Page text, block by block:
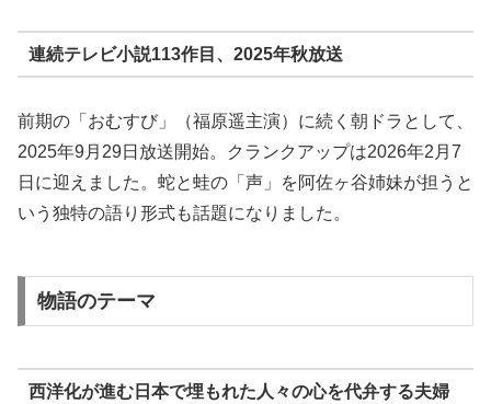
連続テレビ小説113作目、2025年秋放送
前期の「おむすび」（福原遥主演）に続く朝ドラとして、
2025年9月29日放送開始。クランクアップは2026年2月7
日に迎えました。蛇と蛙の「声」を阿佐ヶ谷姉妹が担うと
いう独特の語り形式も話題になりました。
物語のテーマ
西洋化が進む日本で埋もれた人々の心を代弁する夫婦